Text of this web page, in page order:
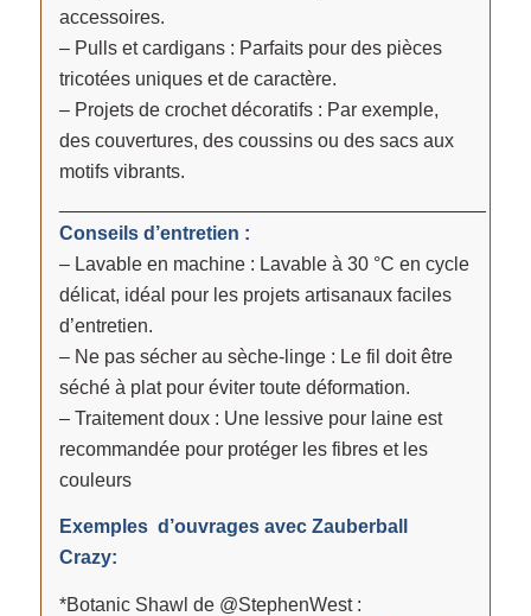
accessoires.
– Pulls et cardigans : Parfaits pour des pièces
tricotées uniques et de caractère.
– Projets de crochet décoratifs : Par exemple,
des couvertures, des coussins ou des sacs aux
motifs vibrants.
Conseils d’entretien :
– Lavable en machine : Lavable à 30 °C en cycle
délicat, idéal pour les projets artisanaux faciles
d’entretien.
– Ne pas sécher au sèche-linge : Le fil doit être
séché à plat pour éviter toute déformation.
– Traitement doux : Une lessive pour laine est
recommandée pour protéger les fibres et les
couleurs
Exemples d’ouvrages avec Zauberball
Crazy:
*Botanic Shawl de @StephenWest :